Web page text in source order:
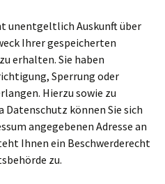
unentgeltlich Auskunft über
Ihrer gespeicherten
erhalten. Sie haben
Sperrung oder
Hierzu sowie zu
können Sie sich
angegebenen Adresse an
Ihnen ein Beschwerderecht
zu.